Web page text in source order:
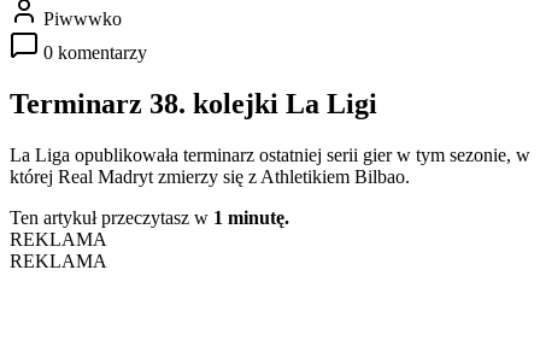
Piwwwko
0 komentarzy
Terminarz 38. kolejki La Ligi
La Liga opublikowała terminarz ostatniej serii gier w tym sezonie, w
której Real Madryt zmierzy się z Athletikiem Bilbao.
Ten artykuł przeczytasz w 1 minutę.
REKLAMA
REKLAMA